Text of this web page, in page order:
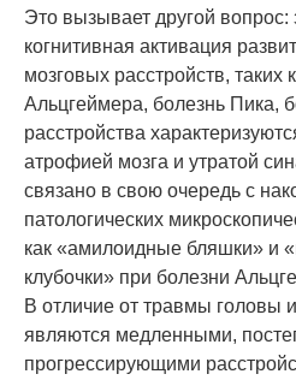
Это вызывает другой вопрос:
когнитивная активация
мозговых расстройств, таких
Альцгеймера, болезнь Пика,
расстройства
атрофией мозга и утратой
связано в свою очередь с
патологических
как «амилоидные бляшки» и
клубочки» при болезни
В отличие от травмы головы
являются медленными,
прогрессирующими